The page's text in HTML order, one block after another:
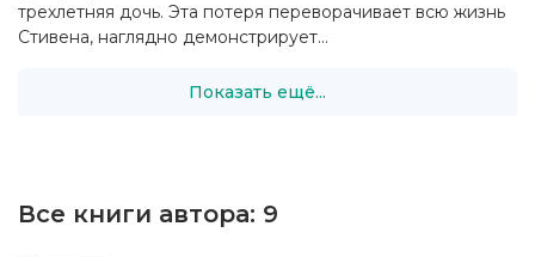
трехлетняя дочь. Эта потеря переворачивает всю жизнь
Стивена, наглядно демонстрирует...
Показать ещё...
Все книги автора: 9